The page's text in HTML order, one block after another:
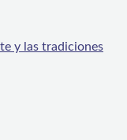
y las tradiciones